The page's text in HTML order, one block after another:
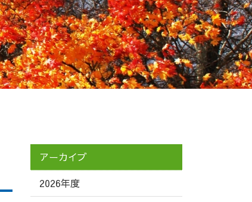
アーカイブ
2026年度